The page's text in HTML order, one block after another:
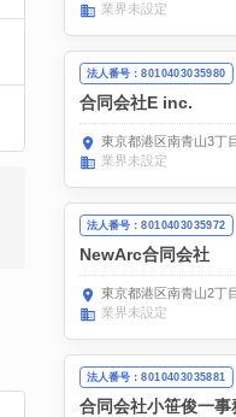
業界未設定
法人番号：8010403035980
合同会社E inc.
東京都港区南青山3丁
業界未設定
法人番号：8010403035972
NewArc合同会社
東京都港区南青山2丁
業界未設定
法人番号：8010403035881
合同会社小笹俊一事